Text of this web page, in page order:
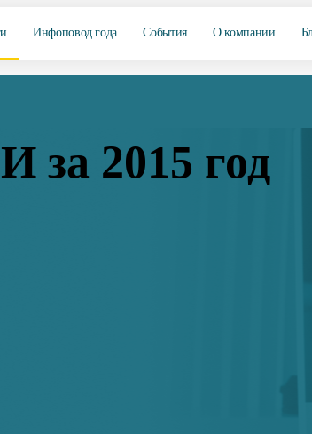
Инфоповод года События О компании
за 2015 год